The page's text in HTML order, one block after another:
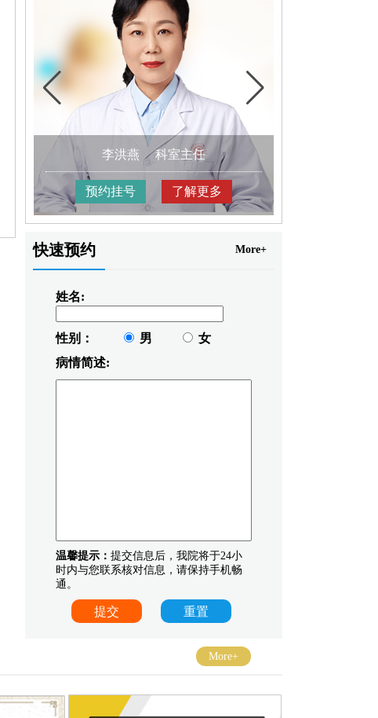
李洪燕 科室主任
预约挂号 了解更多
快速预约 More+
姓名:
性别： 男
女
病情简述:
温馨提示： 提交信息后，我院将于24小
时内与您联系核对信息，请保持手机畅
通。
More+